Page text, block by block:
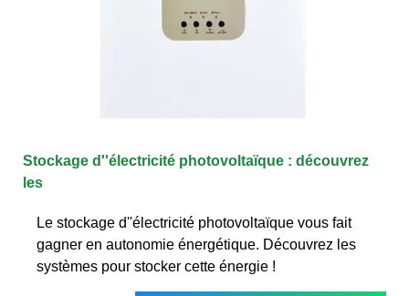
Stockage d''électricité photovoltaïque : découvrez
les
Le stockage d''électricité photovoltaïque vous fait
gagner en autonomie énergétique. Découvrez les
systèmes pour stocker cette énergie !